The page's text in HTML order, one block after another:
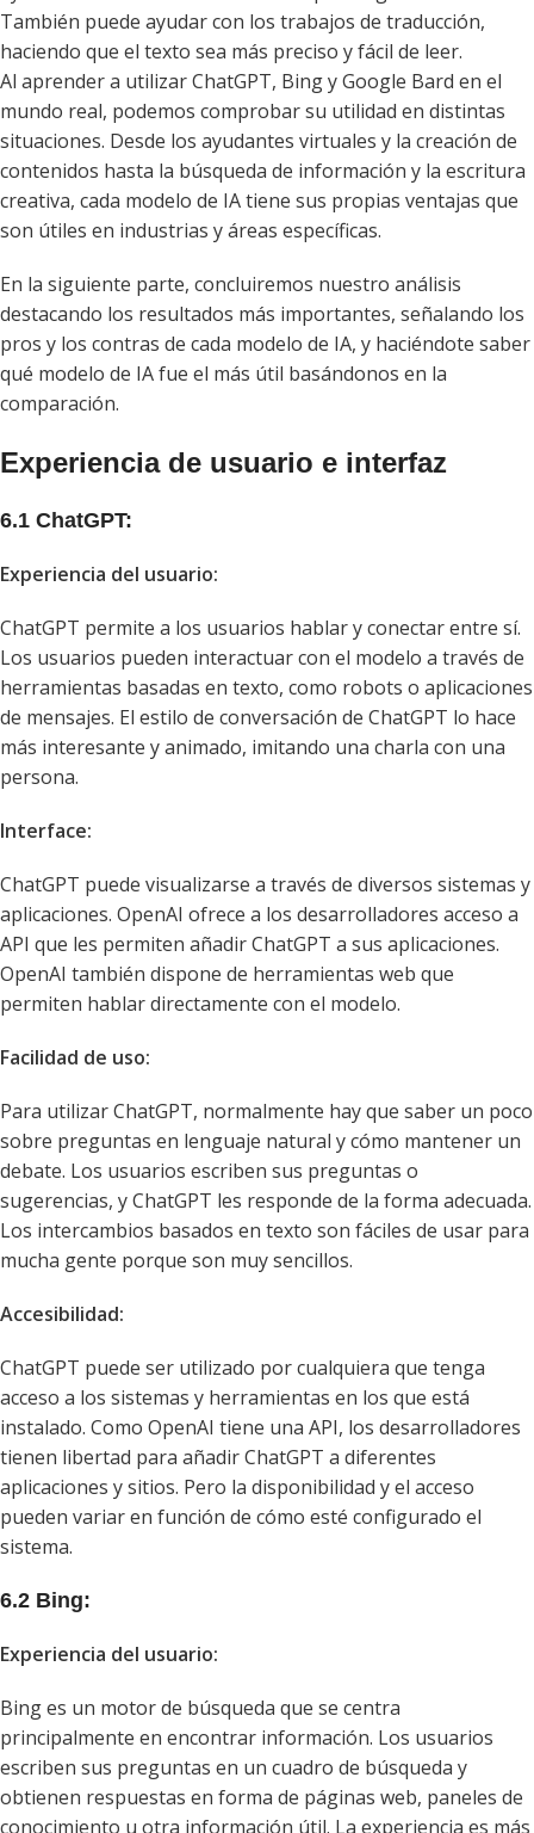
También puede ayudar con los trabajos de traducción,
haciendo que el texto sea más preciso y fácil de leer.
Al aprender a utilizar ChatGPT, Bing y Google Bard en el
mundo real, podemos comprobar su utilidad en distintas
situaciones. Desde los ayudantes virtuales y la creación de
contenidos hasta la búsqueda de información y la escritura
creativa, cada modelo de IA tiene sus propias ventajas que
son útiles en industrias y áreas específicas.
En la siguiente parte, concluiremos nuestro análisis
destacando los resultados más importantes, señalando los
pros y los contras de cada modelo de IA, y haciéndote saber
qué modelo de IA fue el más útil basándonos en la
comparación.
Experiencia de usuario e interfaz
6.1 ChatGPT:
Experiencia del usuario:
ChatGPT permite a los usuarios hablar y conectar entre sí.
Los usuarios pueden interactuar con el modelo a través de
herramientas basadas en texto, como robots o aplicaciones
de mensajes. El estilo de conversación de ChatGPT lo hace
más interesante y animado, imitando una charla con una
persona.
Interface:
ChatGPT puede visualizarse a través de diversos sistemas y
aplicaciones. OpenAI ofrece a los desarrolladores acceso a
API que les permiten añadir ChatGPT a sus aplicaciones.
OpenAI también dispone de herramientas web que
permiten hablar directamente con el modelo.
Facilidad de uso:
Para utilizar ChatGPT, normalmente hay que saber un poco
sobre preguntas en lenguaje natural y cómo mantener un
debate. Los usuarios escriben sus preguntas o
sugerencias, y ChatGPT les responde de la forma adecuada.
Los intercambios basados en texto son fáciles de usar para
mucha gente porque son muy sencillos.
Accesibilidad:
ChatGPT puede ser utilizado por cualquiera que tenga
acceso a los sistemas y herramientas en los que está
instalado. Como OpenAI tiene una API, los desarrolladores
tienen libertad para añadir ChatGPT a diferentes
aplicaciones y sitios. Pero la disponibilidad y el acceso
pueden variar en función de cómo esté configurado el
sistema.
6.2 Bing:
Experiencia del usuario:
Bing es un motor de búsqueda que se centra
principalmente en encontrar información. Los usuarios
escriben sus preguntas en un cuadro de búsqueda y
obtienen respuestas en forma de páginas web, paneles de
conocimiento u otra información útil. La experiencia es más